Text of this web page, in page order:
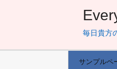
毎日貴方
サンプルペ